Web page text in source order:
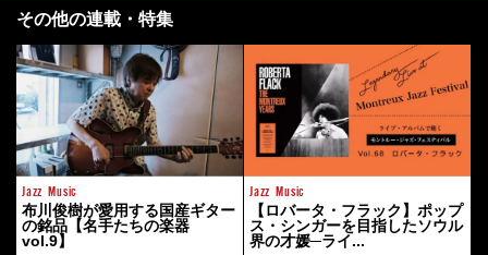
その他の連載・特集
Jazz Music
布川俊樹が愛用する国産ギター
の銘品【名手たちの楽器
vol.9】
Jazz Music
【ロバータ・フラック】ポップ
ス・シンガーを目指したソウル
界の才媛─ライ...